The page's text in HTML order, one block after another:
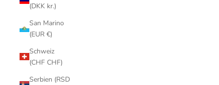
(DKK kr.)
San Marino
(EUR €)
Schweiz
(CHF CHF)
Serbien (RSD